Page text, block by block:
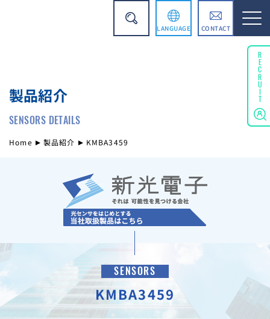
LANGUAGE CONTACT
製品紹介
SENSORS DETAILS
Home 製品紹介 KMBA3459
SENSORS
KMBA3459
RECRUIT